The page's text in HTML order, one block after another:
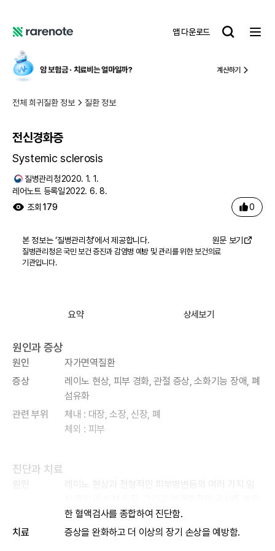
어
노
트
앱 다운로드
레
노
트
는 얼마일까? 국내 유일,중증 질환
전체 희귀질환 정보 질환 정보
전신경화증
Systemic sclerosis
질병관리청2020. 1. 1.
레어노트 등록일2022. 6. 8.
조회 179 0
본 정보는 ‘질병관리청’에서 제공합니다. 원문 보기
질병관리청은 국민 보건 증진과 감염병 예방 및 관리를 위한 보건의료
기관입니다.
요약 상세보기
원인과 증상
원인
자가면역질환
증상
레이노 현상, 피부 경화, 관절 증상, 소화기능 장애, 폐
섬유화
관련 부위
체내 : 대장, 소장, 신장, 폐
체외 : 피부
진단과 치료
원인
레이노 현상과 전형적인 피부병변등의 여러 가지 임
한 혈액검사를 종합하여 진단함.
치료
증상을 완화하고 더 이상의 장기 손상을 예방함.